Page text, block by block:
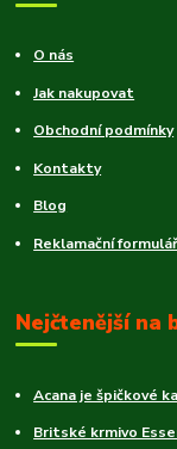
O nás
Jak nakupovat
Obchodní podmínky
Kontakty
Blog
Reklamační
Nejčtenější na
Acana je špičkové
Britské krmivo